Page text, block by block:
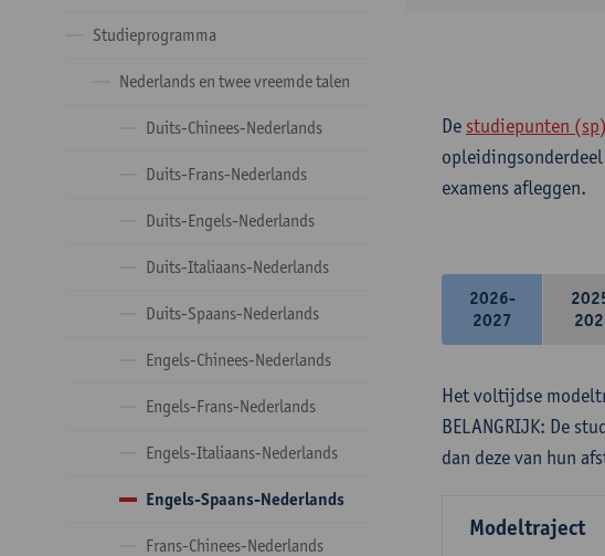
Studieprogramma
Nederlands en twee vreemde talen
Duits-Chinees-Nederlands
Duits-Frans-Nederlands
Duits-Engels-Nederlands
Duits-Italiaans-Nederlands
Duits-Spaans-Nederlands
Engels-Chinees-Nederlands
Engels-Frans-Nederlands
Engels-Italiaans-Nederlands
Engels-Spaans-Nederlands
Frans-Chinees-Nederlands
De studiepunten (sp)
examens afleggen.
2026-
2027
Het voltijdse
BELANGRIJK: De
dan deze van hun
Modeltraject